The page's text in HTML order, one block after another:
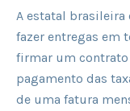
A estatal
fazer entregas em
firmar um
pagamento das
de uma fatura